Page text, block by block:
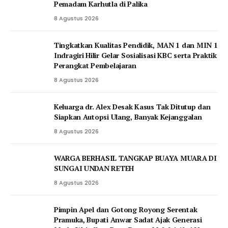
Pemadam Karhutla di Palika
8 Agustus 2026
Tingkatkan Kualitas Pendidik, MAN 1 dan MIN 1
Indragiri Hilir Gelar Sosialisasi KBC serta Praktik
Perangkat Pembelajaran
8 Agustus 2026
Keluarga dr. Alex Desak Kasus Tak Ditutup dan
Siapkan Autopsi Ulang, Banyak Kejanggalan
8 Agustus 2026
WARGA BERHASIL TANGKAP BUAYA MUARA DI
SUNGAI UNDAN RETEH
8 Agustus 2026
Pimpin Apel dan Gotong Royong Serentak
Pramuka, Bupati Anwar Sadat Ajak Generasi